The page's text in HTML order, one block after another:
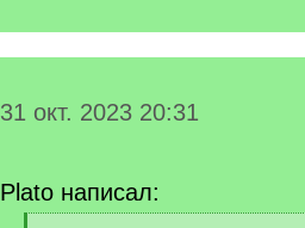
31 окт. 2023 20:31
Plato написал: